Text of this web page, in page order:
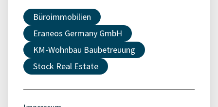
Büroimmobilien
Eraneos Germany GmbH
KM-Wohnbau Baubetreuung
Stock Real Estate